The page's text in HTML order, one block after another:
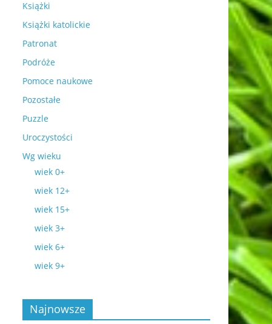
Książki
Książki katolickie
Patronat
Podróże
Pomoce naukowe
Pozostałe
Puzzle
Uroczystości
Wg wieku
wiek 0+
wiek 12+
wiek 15+
wiek 3+
wiek 6+
wiek 9+
Najnowsze